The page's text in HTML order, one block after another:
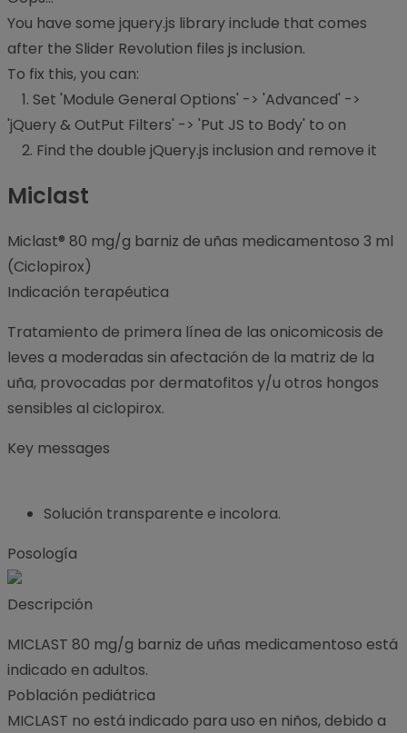
You have some jquery.js library include that comes
after the Slider Revolution files js inclusion.
To fix this, you can:
1. Set 'Module General Options' -> 'Advanced' ->
'jQuery & OutPut Filters' -> 'Put JS to Body' to on
2. Find the double jQuery.js inclusion and remove it
Miclast
Miclast® 80 mg/g barniz de uñas medicamentoso 3 ml
(Ciclopirox)
Indicación terapéutica
Tratamiento de primera línea de las onicomicosis de
leves a moderadas sin afectación de la matriz de la
uña, provocadas por dermatofitos y/u otros hongos
sensibles al ciclopirox.
Key messages
Solución transparente e incolora.
Posología
Descripción
MICLAST 80 mg/g barniz de uñas medicamentoso está
indicado en adultos.
Población pediátrica
MICLAST no está indicado para uso en niños, debido a